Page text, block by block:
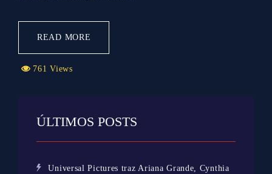
READ MORE
761 Views
ÚLTIMOS POSTS
Universal Pictures traz Ariana Grande, Cynthia